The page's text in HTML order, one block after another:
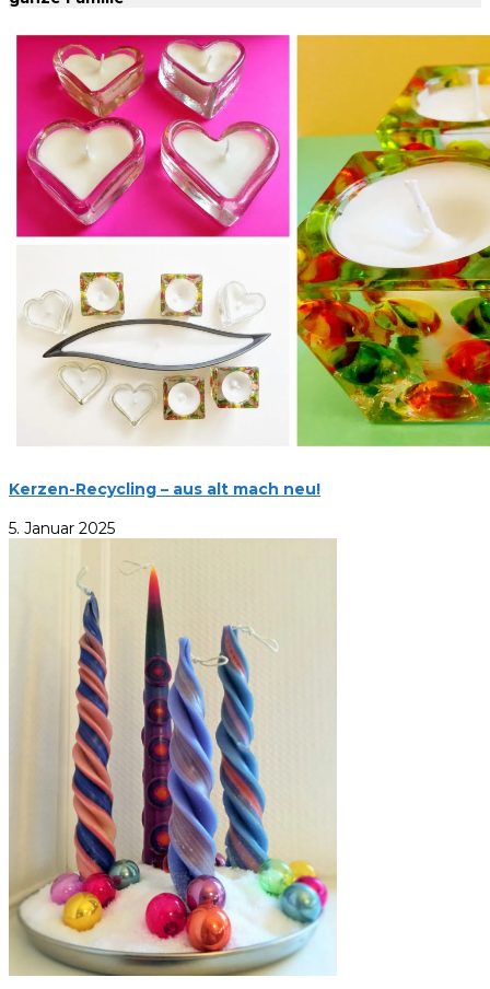
Kerzen-Recycling – aus alt mach neu!
5. Januar 2025